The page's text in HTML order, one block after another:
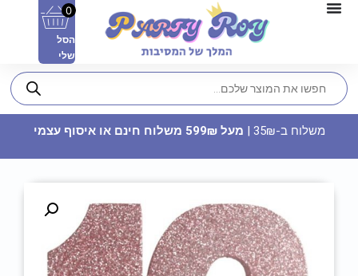
פלייסמנט - ‏‏גיוס בנות דוגמה 2
0
הסל
שלי
משלוח ב-35₪ | מעל 599₪ משלוח חינם או איסוף עצמי